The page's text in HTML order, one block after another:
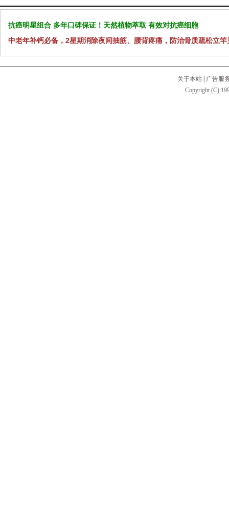
抗癌明星组合 多年口碑保证！天然植物萃取 有效对抗癌细胞
中老年补钙必备，2星期消除夜间抽筋、腰背疼痛，防治骨质疏松立竿
关于本站 | 广告服
Copyright (C)